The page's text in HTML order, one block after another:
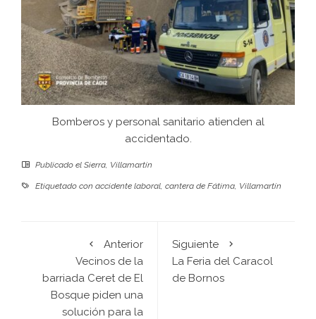
Bomberos y personal sanitario atienden al
accidentado.
Publicado el Sierra Villamartín
Etiquetado con accidente laboral cantera de Fátima Villamartín
Anterior
Vecinos de la
barriada Ceret de El
Bosque piden una
solución para la
Siguiente
La Feria del Caracol
de Bornos